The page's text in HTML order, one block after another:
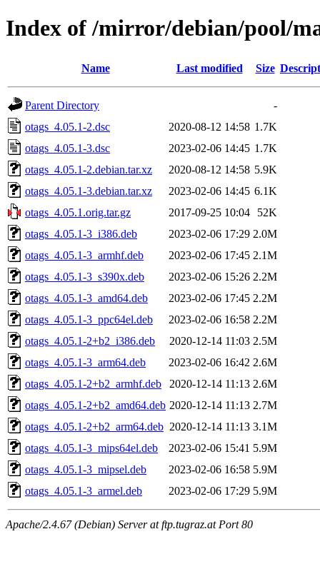
Index of /mirror/debian/pool/
Name Last modified Size
Parent Directory
-
otags_4.05.1-2.dsc
2020-08-12 14:58 1.7K
otags_4.05.1-3.dsc
2023-02-06 14:45 1.7K
otags_4.05.1-2.debian.tar.xz
2020-08-12 14:58 5.9K
otags_4.05.1-3.debian.tar.xz
2023-02-06 14:45 6.1K
otags_4.05.1.orig.tar.gz
2017-09-25 10:04
52K
otags_4.05.1-3_i386.deb
2023-02-06 17:29 2.0M
otags_4.05.1-3_armhf.deb
2023-02-06 17:45 2.1M
otags_4.05.1-3_s390x.deb
2023-02-06 15:26 2.2M
otags_4.05.1-3_amd64.deb
2023-02-06 17:45 2.2M
otags_4.05.1-3_ppc64el.deb
2023-02-06 16:58 2.2M
otags_4.05.1-2+b2_i386.deb
2020-12-14 11:03 2.5M
otags_4.05.1-3_arm64.deb
2023-02-06 16:42 2.6M
otags_4.05.1-2+b2_armhf.deb
2020-12-14 11:13 2.6M
otags_4.05.1-2+b2_amd64.deb 2020-12-14 11:13 2.7M
otags_4.05.1-2+b2_arm64.deb 2020-12-14 11:13 3.1M
otags_4.05.1-3_mips64el.deb
2023-02-06 15:41 5.9M
otags_4.05.1-3_mipsel.deb
2023-02-06 16:58 5.9M
otags_4.05.1-3_armel.deb
2023-02-06 17:29 5.9M
Apache/2.4.67 (Debian) Server at ftp.tugraz.at Port 80